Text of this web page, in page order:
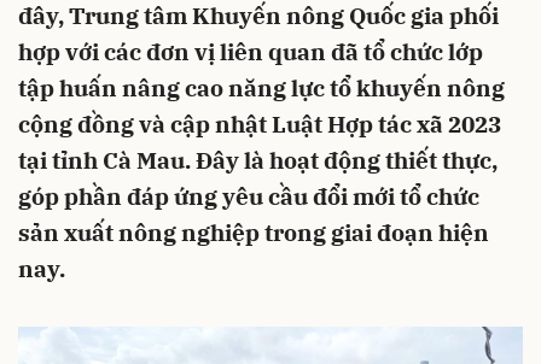
đây, Trung tâm Khuyến nông Quốc gia phối
hợp với các đơn vị liên quan đã tổ chức lớp
tập huấn nâng cao năng lực tổ khuyến nông
cộng đồng và cập nhật Luật Hợp tác xã 2023
tại tỉnh Cà Mau. Đây là hoạt động thiết thực,
góp phần đáp ứng yêu cầu đổi mới tổ chức
sản xuất nông nghiệp trong giai đoạn hiện
nay.